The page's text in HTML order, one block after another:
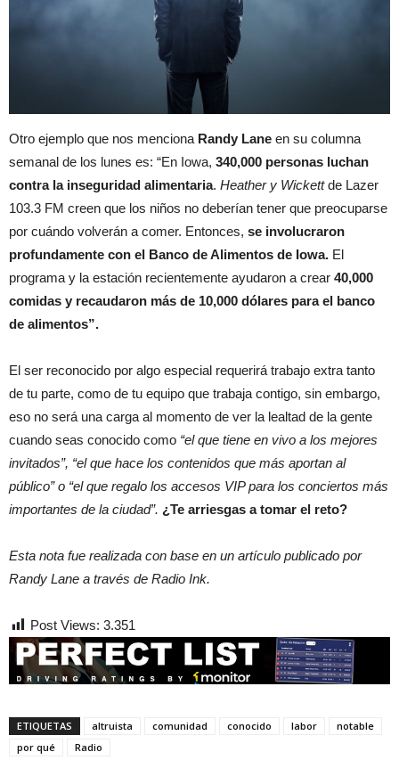
Otro ejemplo que nos menciona Randy Lane en su columna
semanal de los lunes es: “En Iowa, 340,000 personas luchan
contra la inseguridad alimentaria. Heather y Wickettde Lazer
103.3 FM creen que los niños no deberían tener que preocuparse
por cuándo volverán a comer. Entonces, se involucraron
profundamente con el Banco de Alimentos de Iowa. El
programa y la estación recientemente ayudaron a crear 40,000
comidas y recaudaron más de 10,000 dólares para el banco
de alimentos”.
El ser reconocido por algo especial requerirá trabajo extra tanto
de tu parte, como de tu equipo que trabaja contigo, sin embargo,
eso no será una carga al momento de ver la lealtad de la gente
cuando seas conocido como “el que tiene en vivo a los mejores
invitados”, “el que hace los contenidos que más aportan al
público” o “el que regalo los accesos VIP para los conciertos más
importantes de la ciudad”. ¿Te arriesgas a tomar el reto?
Esta nota fue realizada con base en un artículo publicado por
Randy Lane a través de Radio Ink.
Post Views: 3.351
ETIQUETAS altruista comunidad conocido labor
notable
por qué
Radio